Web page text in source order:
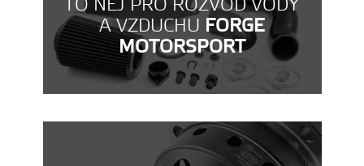
TO NEJ PRO ROZVOD VODY
A VZDUCHU FORGE
MOTORSPORT